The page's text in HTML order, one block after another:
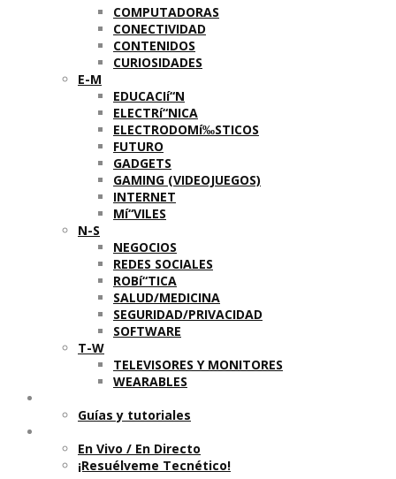
COMPUTADORAS
CONECTIVIDAD
CONTENIDOS
CURIOSIDADES
E-M
EDUCACIí“N
ELECTRí“NICA
ELECTRODOMí‰STICOS
FUTURO
GADGETS
GAMING (VIDEOJUEGOS)
INTERNET
Mí“VILES
N-S
NEGOCIOS
REDES SOCIALES
ROBí“TICA
SALUD/MEDICINA
SEGURIDAD/PRIVACIDAD
SOFTWARE
T-W
TELEVISORES Y MONITORES
WEARABLES
Guí­as y tutoriales
En Vivo / En Directo
¡Resuélveme Tecnético!